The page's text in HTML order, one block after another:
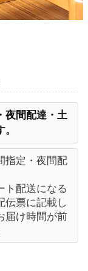
夜間配達・土
指定・夜間配
ト配送になる
伝票に記載し
届け時間が前